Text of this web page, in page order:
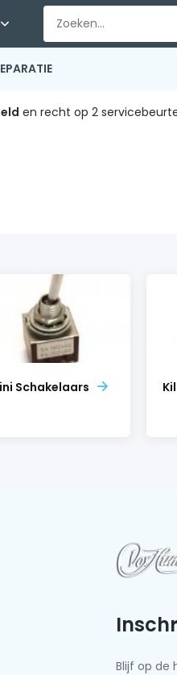
en recht op 2
Schakelaars
Blijf op de